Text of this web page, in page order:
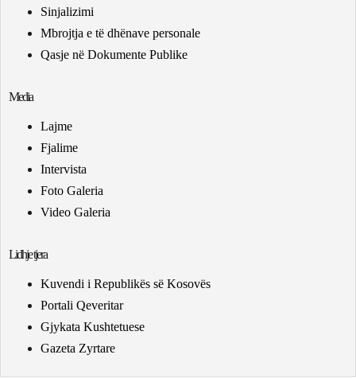
Sinjalizimi
Mbrojtja e të dhënave personale
Qasje në Dokumente Publike
Media
Lajme
Fjalime
Intervista
Foto Galeria
Video Galeria
Lidhje tjera
Kuvendi i Republikës së Kosovës
Portali Qeveritar
Gjykata Kushtetuese
Gazeta Zyrtare